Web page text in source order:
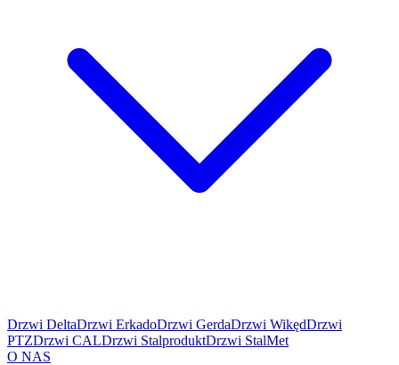
Drzwi DeltaDrzwi ErkadoDrzwi GerdaDrzwi WikędDrzwi
PTZDrzwi CALDrzwi StalproduktDrzwi StalMet
O NAS